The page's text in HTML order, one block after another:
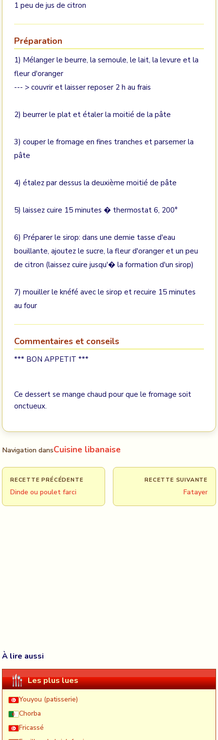
1 peu de jus de citron
Préparation
1) Mélanger le beurre, la semoule, le lait, la levure et la
fleur d'oranger
--- > couvrir et laisser reposer 2 h au frais
2) beurrer le plat et étaler la moitié de la pâte
3) couper le fromage en fines tranches et parsemer la
pâte
4) étalez par dessus la deuxième moitié de pâte
5) laissez cuire 15 minutes � thermostat 6, 200°
6) Préparer le sirop: dans une demie tasse d'eau
bouillante, ajoutez le sucre, la fleur d'oranger et un peu
de citron (laissez cuire jusqu'� la formation d'un sirop)
7) mouiller le knéfé avec le sirop et recuire 15 minutes
au four
Commentaires et conseils
*** BON APPETIT ***
Ce dessert se mange chaud pour que le fromage soit
onctueux.
Navigation dansCuisine libanaise
RECETTE PRÉCÉDENTE
Dinde ou poulet farci
RECETTE SUIVANTE
Fatayer
À lire aussi
Les plus lues
Youyou (patisserie)
Chorba
Fricassé